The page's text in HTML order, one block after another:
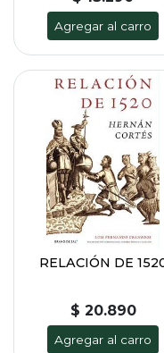
Agregar al carro
RELACIÓN DE
$ 20.890
Agregar al carro